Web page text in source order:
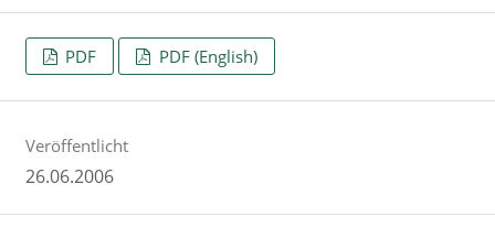
PDF PDF (English)
Veröffentlicht
26.06.2006